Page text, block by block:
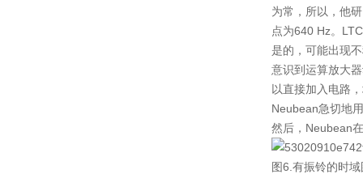
为常，所以，他
点为640 Hz。
是的，可能出现
意识到运算放大
以直接加入电路
Neubean急切地
然后，Neubean
图6.有振铃的时